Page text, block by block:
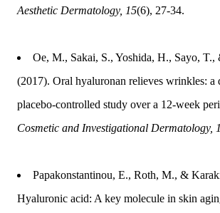
Aesthetic Dermatology, 15(6), 27-34.
Oe, M., Sakai, S., Yoshida, H., Sayo, T.,
(2017). Oral hyaluronan relieves wrinkles: a
placebo-controlled study over a 12-week
Cosmetic and Investigational Dermatology,
Papakonstantinou, E., Roth, M., &
Hyaluronic acid: A key molecule in skin